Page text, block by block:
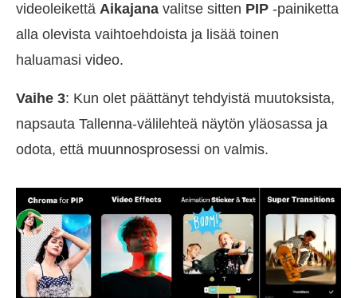
videoleikettä Aikajana valitse sitten PIP -painiketta
alla olevista vaihtoehdoista ja lisää toinen
haluamasi video.
Vaihe 3: Kun olet päättänyt tehdyistä muutoksista,
napsauta Tallenna-välilehteä näytön yläosassa ja
odota, että muunnosprosessi on valmis.